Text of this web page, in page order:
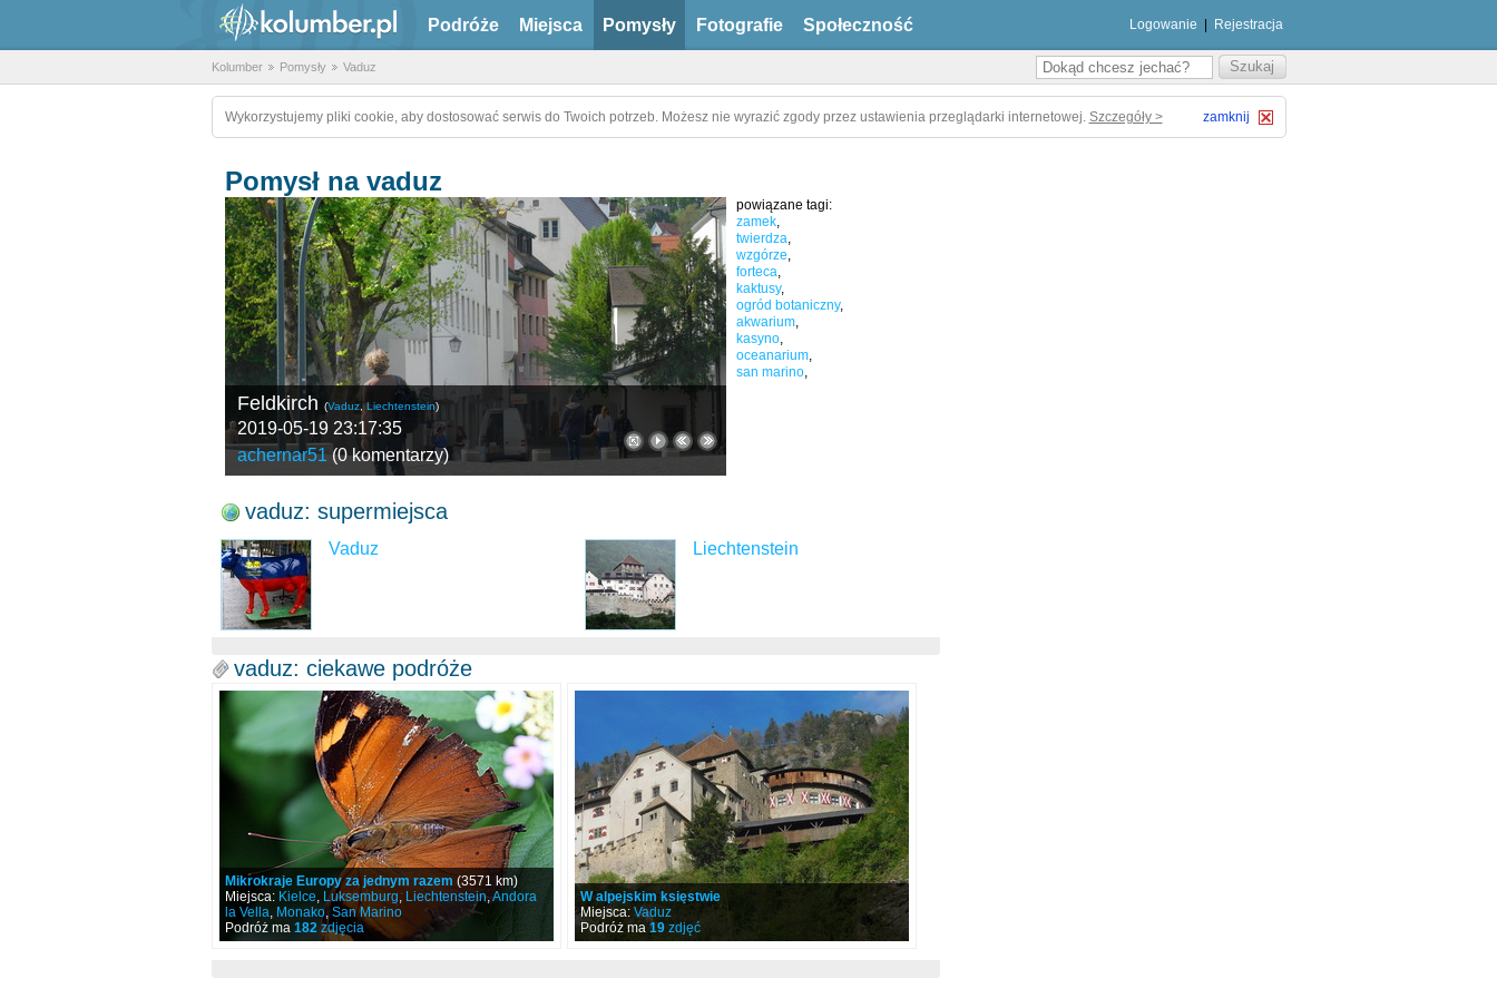
Podróże Miejsca Pomysły Fotografie Społeczność Logowanie Rejestracja
Kolumber Pomysły Vaduz
Wykorzystujemy pliki cookie, aby dostosować serwis do Twoich potrzeb. Możesz nie wyrazić zgody przez ustawienia przeglądarki internetowej. Szczegóły > zamknij
Pomysł na vaduz
powiązane tagi:
zamek,
twierdza,
wzgórze,
forteca,
kaktusy,
ogród botaniczny,
akwarium,
kasyno,
oceanarium,
san marino,
Feldkirch (Vaduz,Liechtenstein)
2019-05-19 23:17:35
achernar51 (0 komentarzy)
vaduz: supermiejsca
Vaduz Liechtenstein
vaduz: ciekawe podróże
Mikrokraje Europy za jednym razem (3571 km)
Miejsca: Kielce, Luksemburg, Liechtenstein,Andora
la Vella, Monako, San Marino
Podróż ma 182zdjęcia
W alpejskim księstwie
Miejsca: Vaduz
Podróż ma 19zdjęć